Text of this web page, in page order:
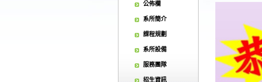
公佈欄
系所簡介
課程規劃
系所設備
服務團隊
招生資訊